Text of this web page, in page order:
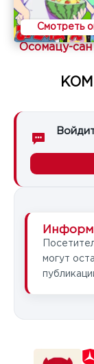
Смотреть
Осомацу-сан
могут